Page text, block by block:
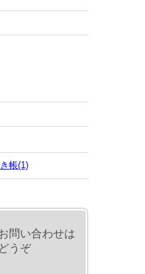
帳(1)
問い合わせは
うぞ